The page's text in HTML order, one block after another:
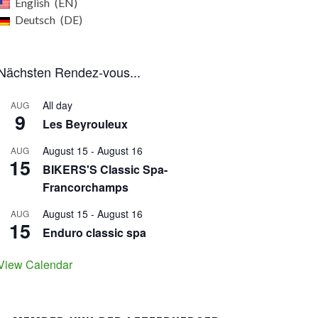
Deutsch
DE
Rendez-vous...
AUG
9
All day
Les Beyrouleux
AUG
15
August 15 - August 16
BIKERS'S Classic Spa-
Francorchamps
AUG
15
August 15 - August 16
Enduro classic spa
Calendar